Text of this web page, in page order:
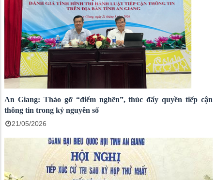
An Giang: Tháo gỡ “điểm nghẽn”, thúc đẩy quyền tiếp cận
thông tin trong kỷ nguyên số
21/05/2026